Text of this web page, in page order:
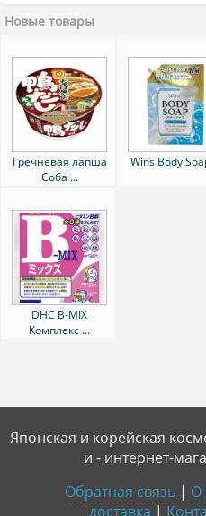
Новые товары
Гречневая лапша
Соба ...
Wins Body
DHC B-MIX
Комплекс ...
Японская и корейская
и - интернет-
Обратная связь | О
доставка |